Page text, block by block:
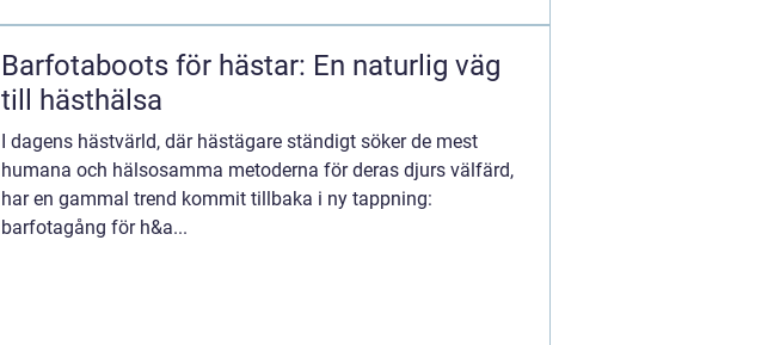
Barfotaboots för hästar: En naturlig väg
till hästhälsa
I dagens hästvärld, där hästägare ständigt söker de mest
humana och hälsosamma metoderna för deras djurs välfärd,
har en gammal trend kommit tillbaka i ny tappning:
barfotagång för h&a...